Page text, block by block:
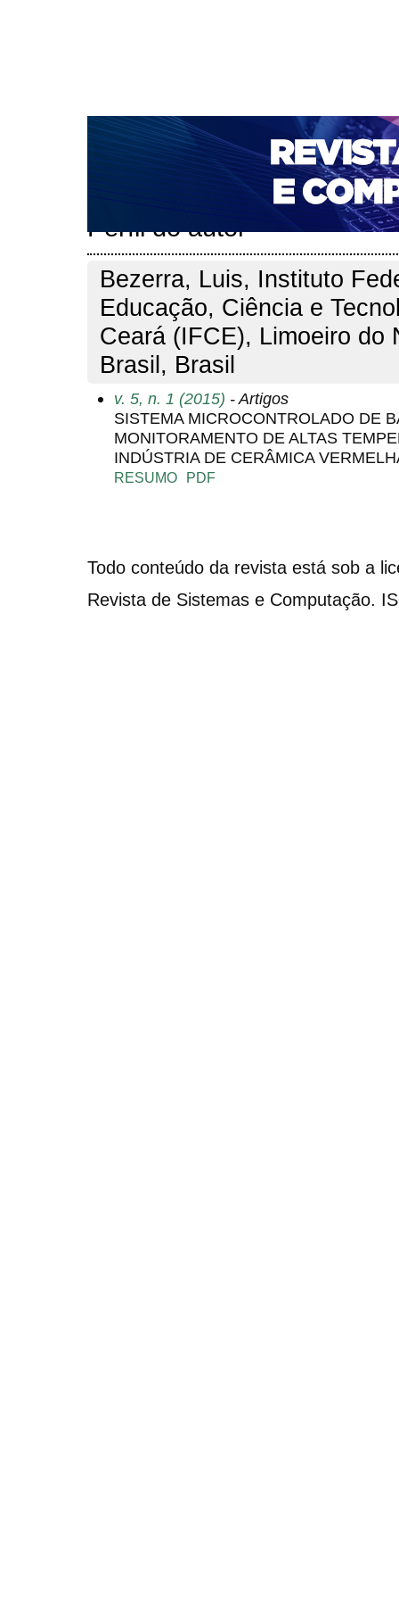
CAPA SOBRE ACESSO CADASTRO
NOTÍCIAS
PORTAL DE REVISTAS DA UNIFACS
PARA AVALIADORES
NOVA SUBMISSÃO
Perfil do autor
Bezerra, Luis, Instituto
Educação, Ciência e
Ceará (IFCE), Limoeiro do
Brasil, Brasil
v. 5, n. 1 (2015) - Artigos
SISTEMA MICROCONTROLADO DE
MONITORAMENTO DE ALTAS
INDÚSTRIA DE CERÂMICA
RESUMO PDF
Todo conteúdo da revista está sob a
Revista de Sistemas e Computação.